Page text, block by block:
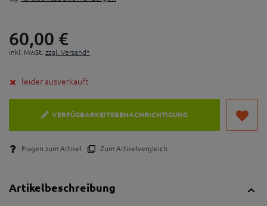
60,00 €
inkl. MwSt. zzgl. Versand*
leider ausverkauft
VERFÜGBARKEITSBENACHRICHTIGUNG
Fragen zum Artikel Zum Artikelvergleich
Artikelbeschreibung